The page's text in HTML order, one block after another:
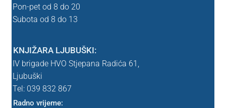
WEBINAR
WEBINAR – nema webinara
Zahvala
Zahvala probna
Pon-pet od 8 do 20
Subota od 8 do 13
KNJIŽARA LJUBUŠKI:
IV brigade HVO Stjepana Radića 61,
Ljubuški
Tel: 039 832 867
Radno vrijeme: